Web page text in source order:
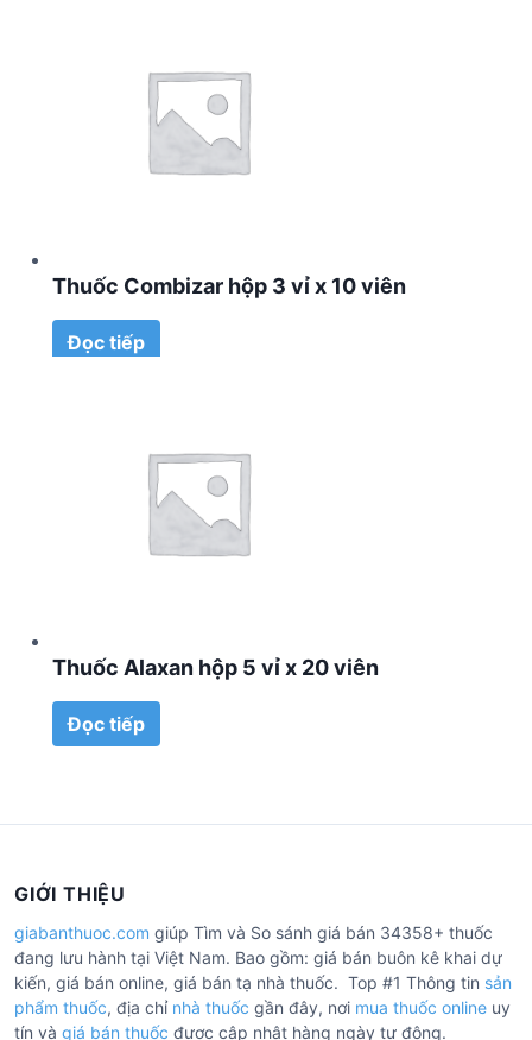
Thuốc Combizar hộp 3 vỉ x 10 viên
Đọc tiếp
Thuốc Alaxan hộp 5 vỉ x 20 viên
Đọc tiếp
GIỚI THIỆU
giabanthuoc.com giúp Tìm và So sánh giá bán 34358+ thuốc
đang lưu hành tại Việt Nam. Bao gồm: giá bán buôn kê khai dự
kiến, giá bán online, giá bán tạ nhà thuốc. Top #1 Thông tin sản
phẩm thuốc, địa chỉ nhà thuốc gần đây, nơi mua thuốc online uy
tín và giá bán thuốc được cập nhật hàng ngày tự động.